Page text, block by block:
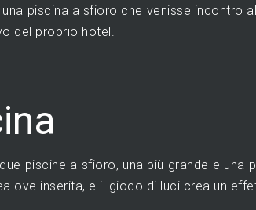
piscina a sfioro che venisse incontro
del proprio hotel.
piscine a sfioro, una più grande e
ove inserita, e il gioco di luci crea un